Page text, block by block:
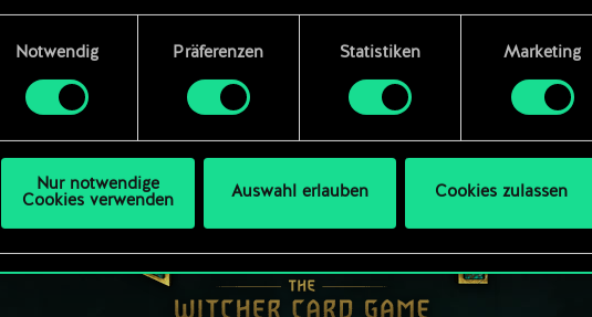
allerdings deine Zustimmung.
„Einstellungen“, wo du, falls gewünscht, auch alle Einstellungen rund
Notwendig
Präferenzen Statistiken Marketing
Nur notwendige
Cookies verwenden
Auswahl erlauben Cookies zulassen